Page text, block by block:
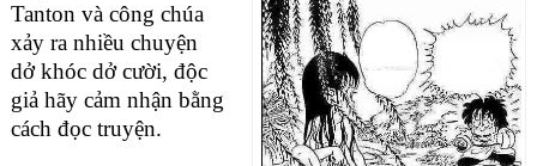
Tanton và công chúa
xảy ra nhiều chuyện
dở khóc dở cười, độc
giả hãy cảm nhận bằng
cách đọc truyện.